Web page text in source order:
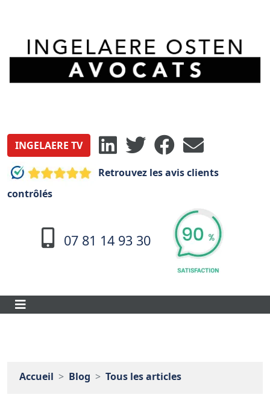
INGELAERE TV
Retrouvez les avis clients
contrôlés
07 81 14 93 30
Accueil Blog Tous les articles